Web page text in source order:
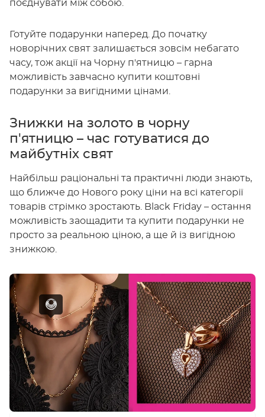
поєднувати між собою.
Готуйте подарунки наперед. До початку
новорічних свят залишається зовсім небагато
часу, тож акції на Чорну п'ятницю – гарна
можливість завчасно купити коштовні
подарунки за вигідними цінами.
Знижки на золото в чорну
п'ятницю – час готуватися до
майбутніх свят
Найбільш раціональні та практичні люди знають,
що ближче до Нового року ціни на всі категорії
товарів стрімко зростають. Black Friday – остання
можливість заощадити та купити подарунки не
просто за реальною ціною, а ще й із вигідною
знижкою.